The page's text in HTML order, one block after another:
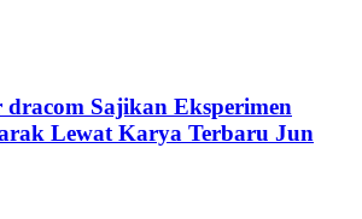
dracom Sajikan Eksperimen
Lewat Karya Terbaru Jun